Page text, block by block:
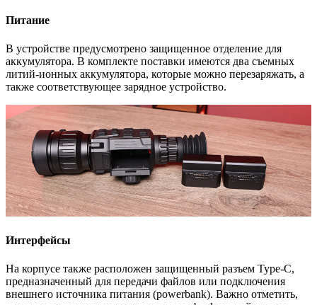
Питание
В устройстве предусмотрено защищенное отделение для
аккумулятора. В комплекте поставки имеются два съемных
литий-ионных аккумулятора, которые можно перезаряжать, а
также соответствующее зарядное устройство.
Интерфейсы
На корпусе также расположен защищенный разъем Type-C,
предназначенный для передачи файлов или подключения
внешнего источника питания (powerbank). Важно отметить,